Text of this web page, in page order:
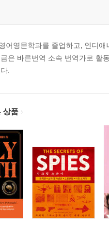
어영문학과를 졸업하고, 인디
은 바른번역 소속 번역가로 활
.
상품